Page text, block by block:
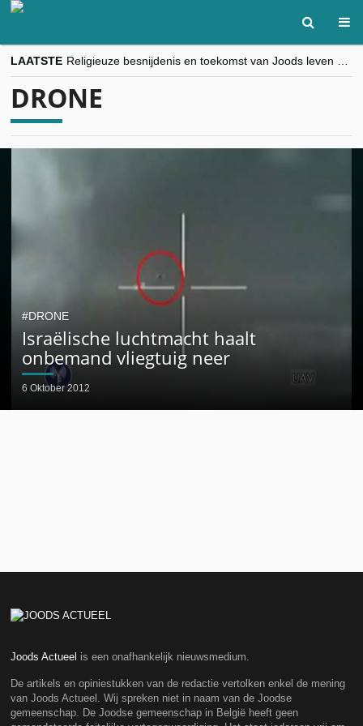
LAATSTE
“Besnijdenisdebat toont hoe moeilijk seculiere Westen minderheden begrijpt”, Jinnih Beels (Vooruit)
DRONE
Israëlische luchtmacht haalt
onbemand vliegtuig neer
6 Oktober 2012
DRONE
Joods Actueel is een onafhankelijk nieuwsmedium.
De artikels en opiniestukken van de redactie vertolken enkel de mening
van Joods Actueel. Wij spreken niet in naam van de Joodse
gemeenschap. De Joodse gemeenschap in België heeft geen